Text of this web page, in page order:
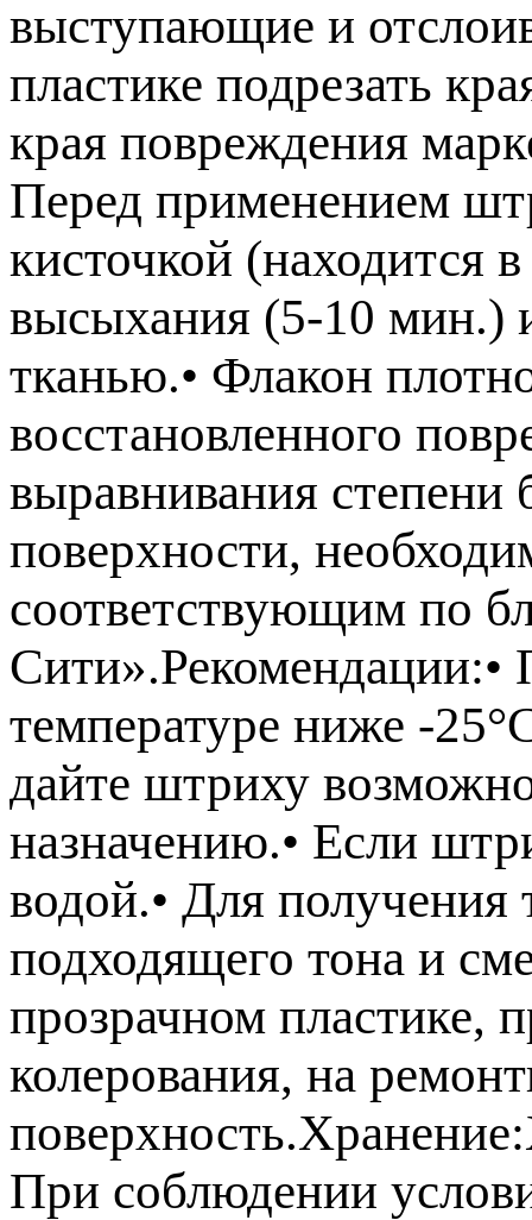
выступающие и
пластике подрезать
края повреждения
Перед применением
кисточкой (находится
высыхания (5-10 мин.)
тканью.• Флакон
восстановленного
выравнивания степени
поверхности,
соответствующим по
Сити».Рекомендации:•
температуре ниже -
дайте штриху
назначению.• Если
водой.• Для получения
подходящего тона и
прозрачном пластике,
колерования, на
При соблюдении